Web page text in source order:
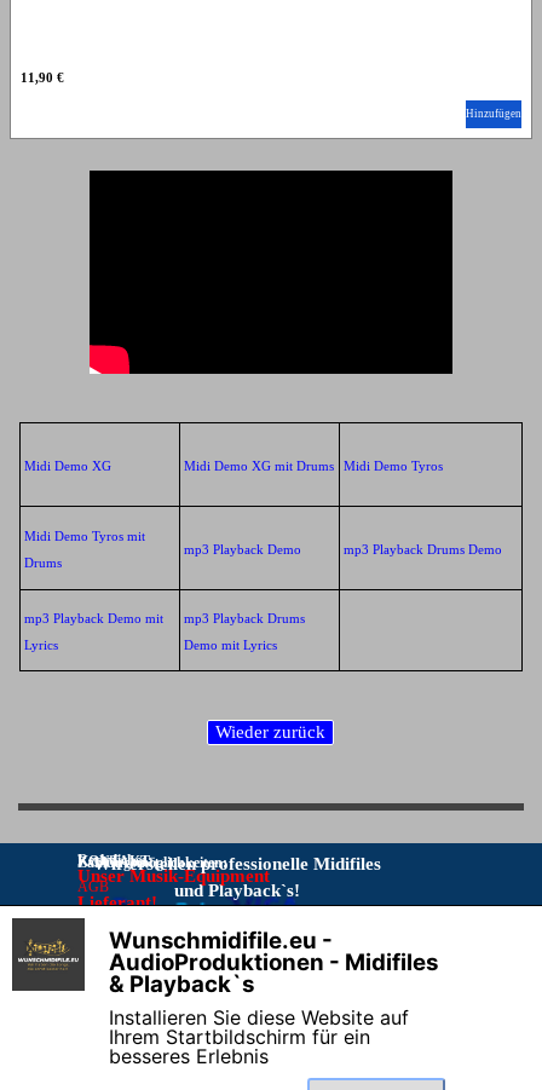
11,90 €
Hinzufügen
Midi Demo XG Midi Demo XG mit Drums Midi Demo Tyros
Midi Demo Tyros mit
Drums
mp3 Playback Demo mp3 Playback Drums Demo
mp3 Playback Demo mit
Lyrics
mp3 Playback Drums
Demo mit Lyrics
Rechtliches:
AGB
DATENSCHUTZ
Online–
Streitschlichtungsplattform
Widerrufsrecht & Muster-
Widerrufsformular
KONTAKT:
Bitte Kontakt nur per E-Mail:
info@wunschmidifile.eu
Telefon stört beim Programmieren!
Zahlungsmöglichkeiten:
Wir erstellen professionelle Midifiles
und Playback`s!
Unser Musik-Equipment
Lieferant!
Vorkasse per Überweisung
Wunschmidifile.eu -
AudioProduktionen - Midifiles
& Playback`s
Installieren Sie diese Website auf
Ihrem Startbildschirm für ein
besseres Erlebnis
X